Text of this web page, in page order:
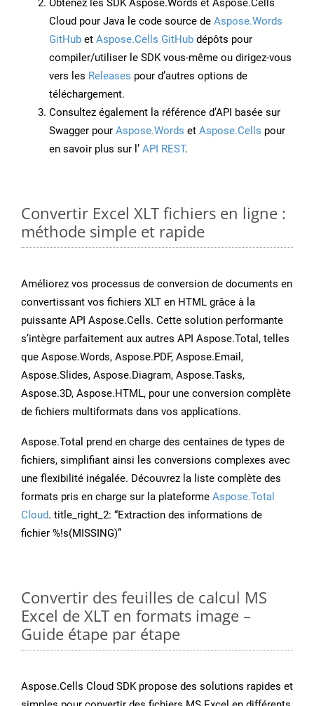
Obtenez les SDK Aspose.Words et Aspose.Cells
Cloud pour Java le code source de Aspose.Words
GitHub et Aspose.Cells GitHub dépôts pour
compiler/utiliser le SDK vous-même ou dirigez-vous
vers les Releases pour d’autres options de
téléchargement.
Consultez également la référence d’API basée sur
Swagger pour Aspose.Words et Aspose.Cells pour
en savoir plus sur l’ API REST.
Convertir Excel XLT fichiers en ligne :
méthode simple et rapide
Améliorez vos processus de conversion de documents en
convertissant vos fichiers XLT en HTML grâce à la
puissante API Aspose.Cells. Cette solution performante
s’intègre parfaitement aux autres API Aspose.Total, telles
que Aspose.Words, Aspose.PDF, Aspose.Email,
Aspose.Slides, Aspose.Diagram, Aspose.Tasks,
Aspose.3D, Aspose.HTML, pour une conversion complète
de fichiers multiformats dans vos applications.
Aspose.Total prend en charge des centaines de types de
fichiers, simplifiant ainsi les conversions complexes avec
une flexibilité inégalée. Découvrez la liste complète des
formats pris en charge sur la plateforme Aspose.Total
Cloud. title_right_2: “Extraction des informations de
fichier %!s(MISSING)”
Convertir des feuilles de calcul MS
Excel de XLT en formats image –
Guide étape par étape
Aspose.Cells Cloud SDK propose des solutions rapides et